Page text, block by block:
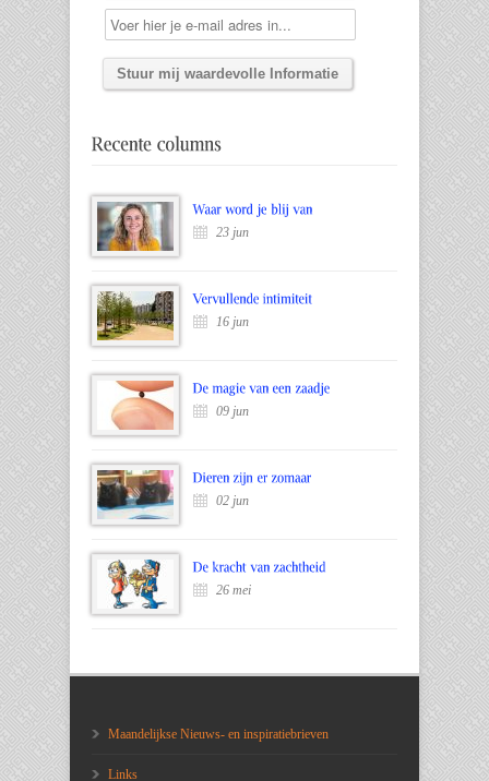
23 jun
16 jun
09 jun
02 jun
26 mei
Maandelijkse Nieuws- en inspiratiebrieven
Links